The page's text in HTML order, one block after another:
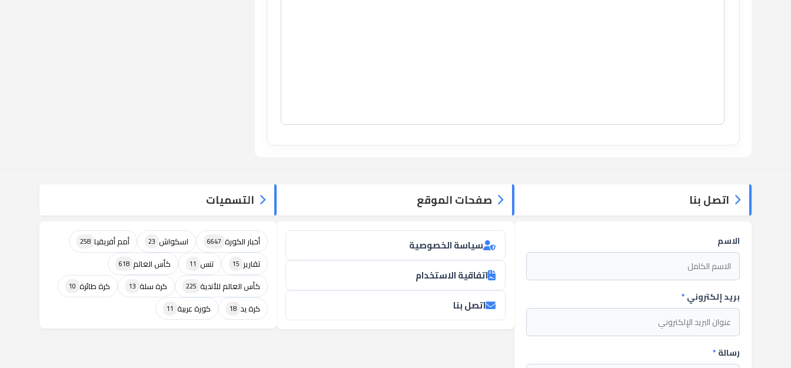
اتصل بنا
الاسم
بريد إلكتروني*
رسالة*
صفحات الموقع
سياسة الخصوصية
اتفاقية الاستخدام
اتصل بنا
التسميات
أخبار الكورة 6647 اسكواش 23 أمم أفريقيا 258
تقارير 15 تنس 11 كأس العالم 618
كأس العالم للأندية 225 كرة سلة 13 كرة طائرة 10
كرة يد 18 كورة عربية 11